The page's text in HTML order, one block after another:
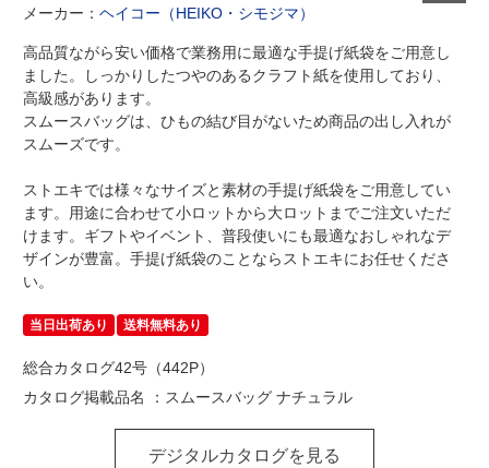
メーカー：ヘイコー（HEIKO・シモジマ）
高品質ながら安い価格で業務用に最適な手提げ紙袋をご用意し
ました。しっかりしたつやのあるクラフト紙を使用しており、
高級感があります。
スムースバッグは、ひもの結び目がないため商品の出し入れが
スムーズです。
ストエキでは様々なサイズと素材の手提げ紙袋をご用意してい
ます。用途に合わせて小ロットから大ロットまでご注文いただ
けます。ギフトやイベント、普段使いにも最適なおしゃれなデ
ザインが豊富。手提げ紙袋のことならストエキにお任せくださ
い。
当日出荷あり 送料無料あり
総合カタログ42号（442P）
カタログ掲載品名 ：スムースバッグ ナチュラル
デジタルカタログを見る